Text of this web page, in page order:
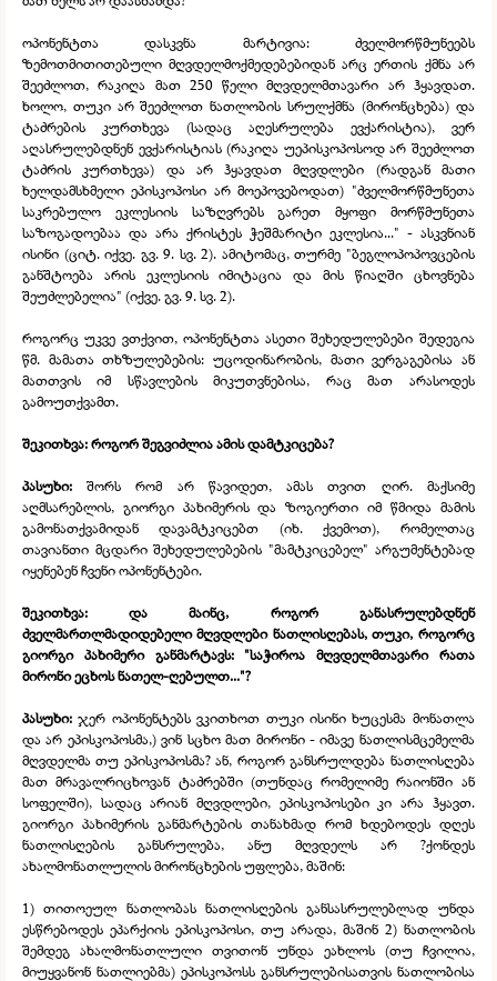
ოპონენტთა დასკვნა მარტივია: ძველმორწმუნეებს
ზემოთმითითებული მღვდელმოქმედებებიდან არც ერთის ქმნა არ
შეეძლოთ, რაკიღა მათ 250 წელი მღვდელმთავარი არ ჰყავდათ.
ხოლო, თუკი არ შეეძლოთ ნათლობის სრულქმნა (მირონცხება) და
ტაძრების კურთხევა (სადაც აღესრულება ევქარისტია), ვერ
აღასრულებდნენ ევქარისტიას (რაკიღა უეპისკოპოსოდ არ შეეძლოთ
ტაძრის კურთხევა) და არ ჰყავდათ მღვდლები (რადგან მათი
ხელდამსხმელი ეპისკოპოსი არ მოეპოვებოდათ) "ძველმორწმუნეთა
საკრებულო ეკლესიის საზღვრებს გარეთ მყოფი მორწმუნეთა
საზოგადოებაა და არა ქრისტეს ჭეშმარიტი ეკლესია..." - ასკვნიან
ისინი (ციტ. იქვე. გვ. 9. სვ. 2). ამიტომაც, თურმე "ბეგლოპოპოვცების
განშტოება არის ეკლესიის იმიტაცია და მის წიაღში ცხოვნება
შეუძლებელია" (იქვე. გვ. 9. სვ. 2).
როგორც უკვე ვთქვით, ოპონენტთა ასეთი შეხედულებები შედეგია
წმ. მამათა თხზულებების: უცოდინარობის, მათი ვერგაგებისა ან
მათთვის იმ სწავლების მიკუთვნებისა, რაც მათ არასოდეს
გამოუთქვამთ.
შეკითხვა: როგორ შეგვიძლია ამის დამტკიცება?
პასუხი:
შორს რომ არ წავიდეთ, ამას თვით ღირ. მაქსიმე
აღმსარებლის, გიორგი პახიმერის და ზოგიერთი იმ წმიდა მამის
გამონათქვამიდან დავამტკიცებთ (იხ. ქვემოთ), რომელთაც
თავიანთი მცდარი შეხედულებების "მამტკიცებელ" არგუმენტებად
იყენებენ ჩვენი ოპონენტები.
შეკითხვა: და მაინც, როგორ განასრულებდნენ
ძველმართლმადიდებელი მღვდლები ნათლისღებას, თუკი, როგორც
გიორგი პახიმერი განმარტავს: "საჭიროა მღვდელმთავარი რათა
მირონი ეცხოს ნათელ-ღებულთ..."?
პასუხი: ჯერ ოპონენტებს ვკითხოთ თუკი ისინი ხუცესმა მონათლა
და არ ეპისკოპოსმა,) ვინ სცხო მათ მირონი - იმავე ნათლისმცემელმა
მღვდელმა თუ ეპისკოპოსმა? ან, როგორ განსრულდება ნათლისღება
მათ მრავალრიცხოვან ტაძრებში (თუნდაც რომელიმე რაიონში ან
სოფელში), სადაც არიან მღვდლები, ეპისკოპოსები კი არა ჰყავთ.
გიორგი პახიმერის განმარტების თანახმად რომ ხდებოდეს დღეს
ნათლისღების განსრულება, ანუ მღვდელს არ ?ქონდეს
ახალმონათლულის მირონცხების უფლება, მაშინ:
1) თითოეულ ნათლობას ნათლისღების განსასრულებლად უნდა
ესწრებოდეს ეპარქიის ეპისკოპოსი, თუ არადა, მაშინ 2) ნათლობის
შემდეგ ახალმონათლული თვითონ უნდა ეახლოს (თუ ჩვილია,
მიუყვანონ ნათლიებმა) ეპისკოპოსს განსრულებისათვის ნათლობისა